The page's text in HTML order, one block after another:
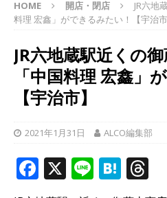
HOME 開店・閉店
JR六地
料理 宏鑫」ができるみたい！【宇治市
JR六地蔵駅近くの
「中国料理 宏鑫」
【宇治市】
2021年1月31日 ALCO編集部
F
a
X Li
n
H
at h